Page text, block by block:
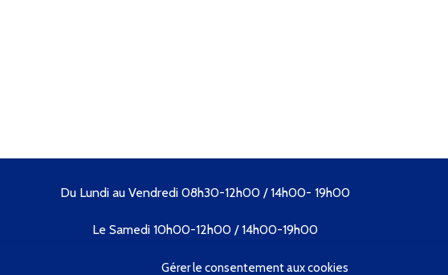
Gérer le consentement aux cookies
Du Lundi au Vendredi 08h30-12h00 / 14h00- 19h00
Le Samedi 10h00-12h00 / 14h00-19h00
Tél. 04 73 89 09 57